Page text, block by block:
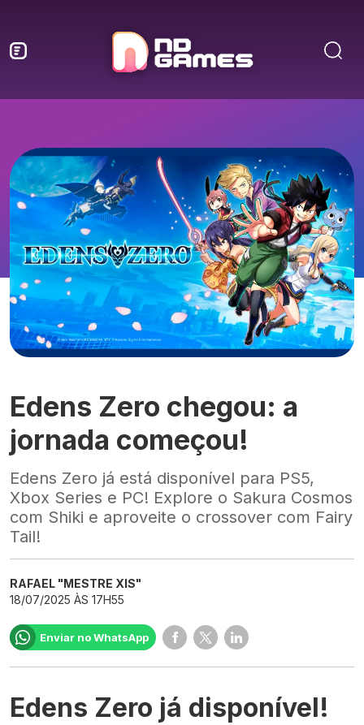
Edens Zero chegou: a
jornada começou!
Edens Zero já está disponível para PS5,
Xbox Series e PC! Explore o Sakura Cosmos
com Shiki e aproveite o crossover com Fairy
Tail!
RAFAEL "MESTRE XIS"
18/07/2025 ÀS 17H55
Enviar no WhatsApp
Edens Zero já disponível!